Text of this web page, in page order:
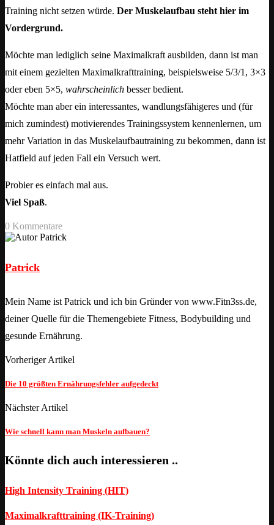
Training nicht setzen würde. Der Muskelaufbau steht hier im
Vordergrund.
Möchte man lediglich seine Maximalkraft ausbilden, dann ist man
mit einem gezielten Maximalkrafttraining, beispielsweise 5/3/1, 3×3
oder eben 5×5, wahrscheinlich besser bedient.
Möchte man aber ein interessantes, wandlungsfähigeres und (für
mich zumindest) motivierendes Trainingssystem kennenlernen, um
mehr Variation in das Muskelaufbautraining zu bekommen, dann ist
Hatfield auf jeden Fall ein Versuch wert.
Probier es einfach mal aus.
Viel Spaß.
0 Kommentare
Patrick
Mein Name ist Patrick und ich bin Gründer von www.Fitn3ss.de,
deiner Quelle für die Themengebiete Fitness, Bodybuilding und
gesunde Ernährung.
Vorheriger Artikel
Die 10 größten Ernährungsfehler aufgedeckt
Nächster Artikel
Wie schnell kann man Muskeln aufbauen?
Könnte dich auch interessieren ..
High Intensity Training (HIT)
Maximalkrafttraining (IK-Training)